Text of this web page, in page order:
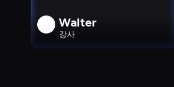
Walter
강사